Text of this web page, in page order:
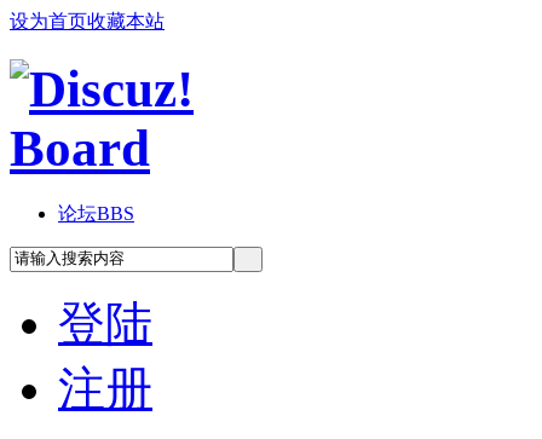
设为首页收藏本站
论坛BBS
登陆
注册